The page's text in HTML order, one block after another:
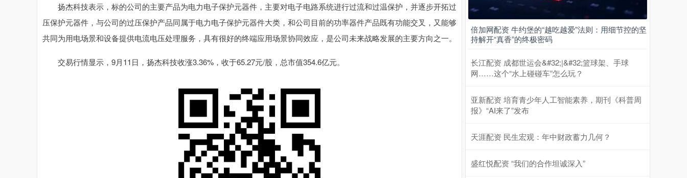
扬杰科技表示，标的公司的主要产品为电力电子保护元器件，主要对电子电路系统进行过流和过温保护，并逐步开拓过
压保护元器件，与公司的过压保护产品同属于电力电子保护元器件大类，和公司目前的功率器件产品既有功能交叉，又能够
共同为用电场景和设备提供电流电压处理服务，具有很好的终端应用场景协同效应，是公司未来战略发展的主要方向之一。
交易行情显示，9月11日，扬杰科技收涨3.36%，收于65.27元/股，总市值354.6亿元。
倍加网配资 牛约堡的“越吃越爱”法则：用细节控的坚
持解开“真香”的终极密码
长江配资 成都世运会&#32;|&#32;篮球架、手球
网……这个“水上碰碰车”怎么玩？
亚新配资 培育青少年人工智能素养，期刊《科普周
报》“AI来了”发布
天涯配资 民生宏观：年中财政蓄力几何？
盛红悦配资 “我们的合作坦诚深入”